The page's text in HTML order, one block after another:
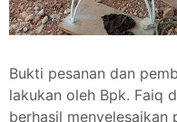
Bukti pesanan dan
lakukan oleh Bpk. Faiq
berhasil menyelesaikan